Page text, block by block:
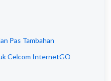
Pas Tambahan
Celcom InternetGO